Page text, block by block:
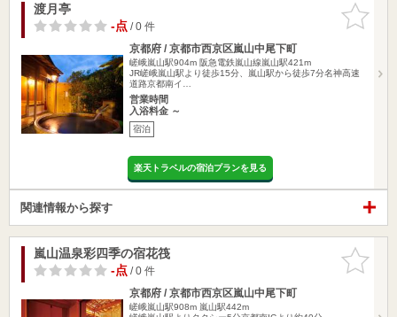
お気に入
りに追加
渡月亭
-点/ 0 件
京都府 / 京都市西京区嵐山中尾下町
嵯峨嵐山駅904m 阪急電鉄嵐山線嵐山駅421m
JR嵯峨嵐山駅より徒歩15分、嵐山駅から徒歩7分名神高速
道路京都南イ…
営業時間
入浴料金 ～
宿泊
楽天トラベルの宿泊プランを見る
関連情報から探す
お気に入
りに追加
嵐山温泉彩四季の宿花筏
-点/ 0 件
京都府 / 京都市西京区嵐山中尾下町
嵯峨嵐山駅908m 嵐山駅442m